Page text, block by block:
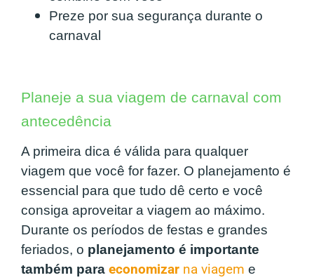
Preze por sua segurança durante o
carnaval
Planeje a sua viagem de carnaval com
antecedência
A primeira dica é válida para qualquer
viagem que você for fazer. O planejamento é
essencial para que tudo dê certo e você
consiga aproveitar a viagem ao máximo.
Durante os períodos de festas e grandes
feriados, o planejamento é importante
também para economizar na viagem e